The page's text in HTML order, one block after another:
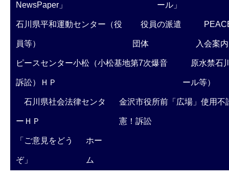
NewsPaper」 ール」
石川県平和運動センター（役
員等）
役員の派遣
団体 入会案内
ピースセンター小松（小松基地第7次爆音
訴訟）ＨＰ
原水禁石
ール等）
石川県社会法律センタ
ーＨＰ
金沢市役所前「広場」使用不
憲！訴訟
「ご意見をどう
ぞ」
ホー
ム